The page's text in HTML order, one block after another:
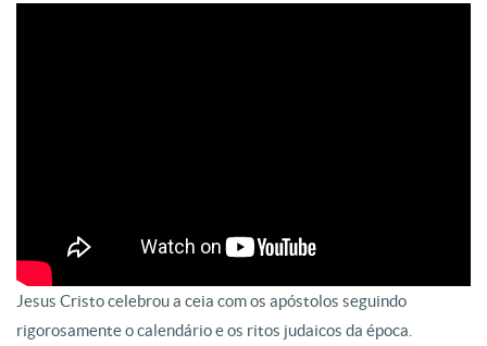
Jesus Cristo celebrou a ceia com os apóstolos seguindo
rigorosamente o calendário e os ritos judaicos da época.